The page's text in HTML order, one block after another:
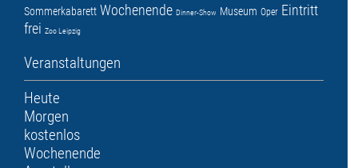
Sommerkabarett Wochenende Dinner-Show Museum Oper Eintritt
frei Zoo Leipzig
Veranstaltungen
Heute
Morgen
kostenlos
Wochenende